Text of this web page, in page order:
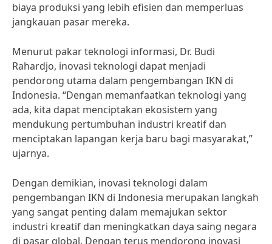
biaya produksi yang lebih efisien dan memperluas
jangkauan pasar mereka.
Menurut pakar teknologi informasi, Dr. Budi
Rahardjo, inovasi teknologi dapat menjadi
pendorong utama dalam pengembangan IKN di
Indonesia. “Dengan memanfaatkan teknologi yang
ada, kita dapat menciptakan ekosistem yang
mendukung pertumbuhan industri kreatif dan
menciptakan lapangan kerja baru bagi masyarakat,”
ujarnya.
Dengan demikian, inovasi teknologi dalam
pengembangan IKN di Indonesia merupakan langkah
yang sangat penting dalam memajukan sektor
industri kreatif dan meningkatkan daya saing negara
di pasar global. Dengan terus mendorong inovasi